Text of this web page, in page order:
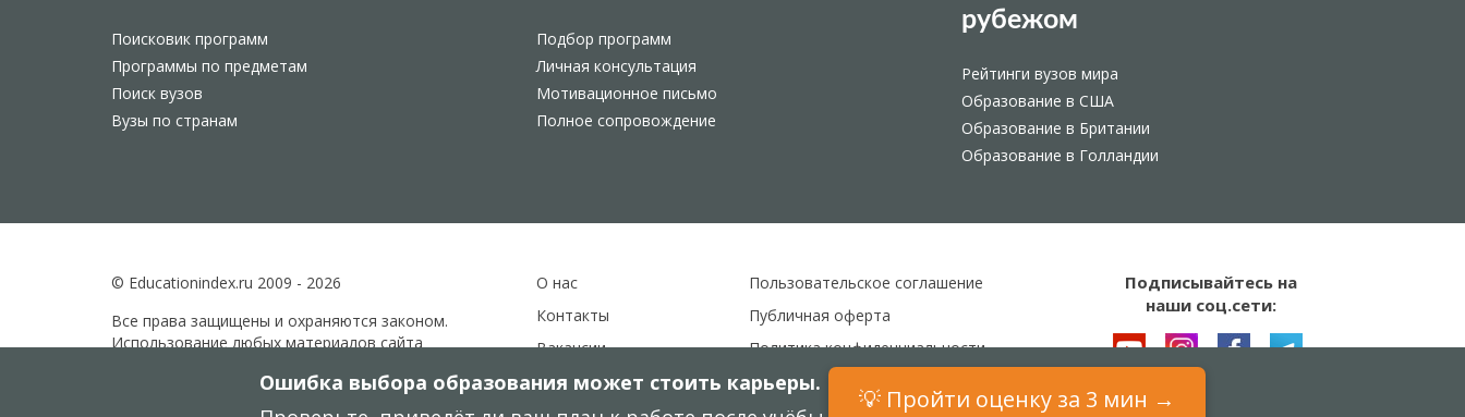
Поисковик программ
Программы по предметам
Поиск вузов
Вузы по странам
Подбор программ
Личная консультация
Мотивационное письмо
Полное сопровождение
рубежом
Рейтинги вузов мира
Образование в США
Образование в Британии
Образование в Голландии
© Educationindex.ru 2009 - 2026
Все права защищены и охраняются законом.
Использование любых материалов сайта
О нас
Контакты
Вакансии
Карта сайта
Пользовательское соглашение
Публичная оферта
Политика конфиденциальности
Подписывайтесь на
наши соц.сети:
Ошибка выбора образования может стоить карьеры.
💡 Пройти оценку за 3 мин →